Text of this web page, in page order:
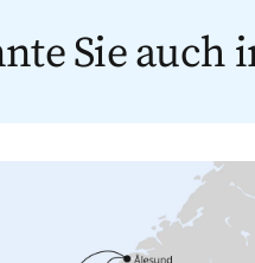
Sie auch